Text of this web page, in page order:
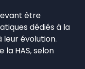
être
dédiés à la
leur évolution.
la HAS, selon